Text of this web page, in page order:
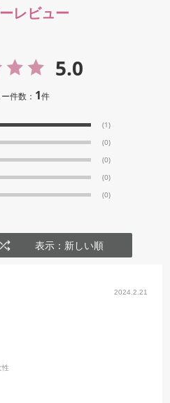
レビュー
5.0
件数： 1件
(1)
(0)
(0)
(0)
(0)
表示：新しい順
2024.2.21
性